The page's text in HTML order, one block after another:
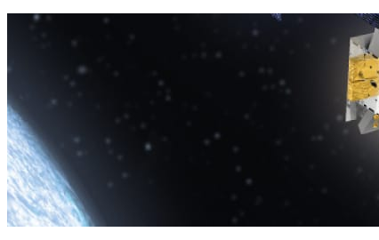
Sala de prensa
Notas de prensa